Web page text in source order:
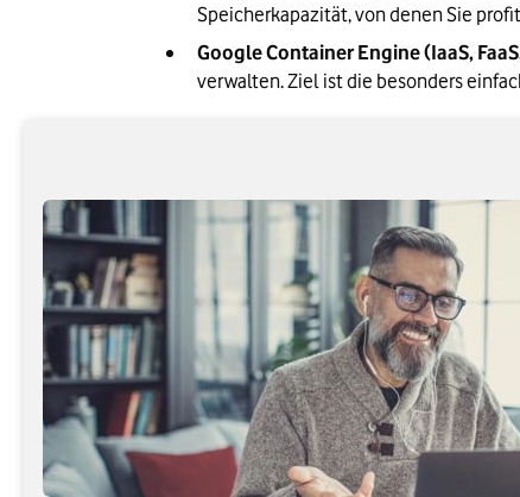
Speicherkapazität, von denen Sie
Google Container Engine (IaaS,
verwalten. Ziel ist die besonders